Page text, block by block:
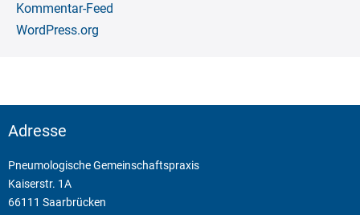
Kommentar-Feed
WordPress.org
Adresse
Pneumologische Gemeinschaftspraxis
Kaiserstr. 1A
66111 Saarbrücken